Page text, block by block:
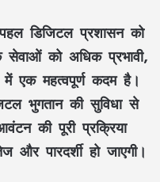
डिजिटल प्रशासनको
सेवाओंको अधिकप्रभावी,
एक महत्वपूर्ण कदम है।
भुगतानकी सुविधा से
की पूरी प्रक्रिया
औरपारदर्शीहो जाएगी।